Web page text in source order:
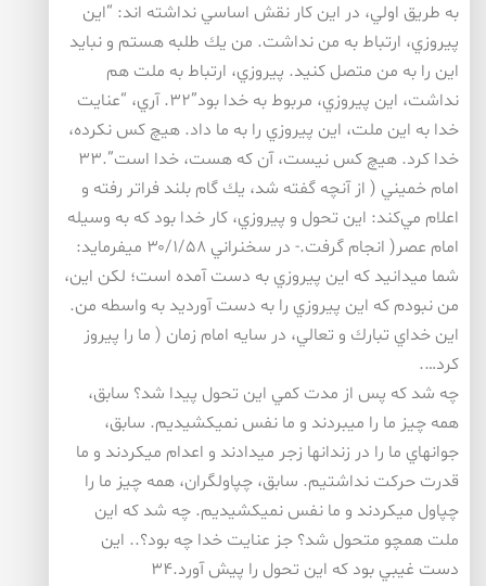
به طريق اولي، در اين كار نقش اساسي نداشته اند: “اين
پيروزي، ارتباط به من نداشت. من يك طلبه هستم و نبايد
اين را به من متصل كنيد. پيروزي، ارتباط به ملت هم
نداشت، اين پيروزي، مربوط به خدا بود”۳۲. آري، “عنايت
خدا به اين ملت، اين پيروزي را به ما داد. هيچ كس نكرده،
خدا كرد. هيچ كس نيست، آن كه هست، خدا است”.۳۳
امام خميني ( از آنچه گفته شد، يك گام بلند فراتر رفته و
اعلام مي‌كند: اين تحول و پيروزي، كار خدا بود كه به وسيله
امام عصر( انجام گرفت.- در سخنراني ۳۰/۱/۵۸ ميفرمايد:
شما ميدانيد كه اين پيروزي به دست آمده است؛ لكن اين،
من نبودم كه اين پيروزي را به دست آورديد به واسطه من.
اين خداي تبارك و تعالي، در سايه امام زمان ( ما را پيروز
كرد….
چه شد كه پس از مدت كمي اين تحول پيدا شد؟ سابق،
همه چيز ما را ميبردند و ما نفس نميكشيديم. سابق،
جوانهاي ما را در زندانها زجر ميدادند و اعدام ميكردند و ما
قدرت حركت نداشتيم. سابق، چپاولگران، همه چيز ما را
چپاول ميكردند و ما نفس نميكشيديم. چه شد كه اين
ملت همچو متحول شد؟ جز عنايت خدا چه بود؟.. اين
دست غيبي بود كه اين تحول را پيش آورد.۳۴